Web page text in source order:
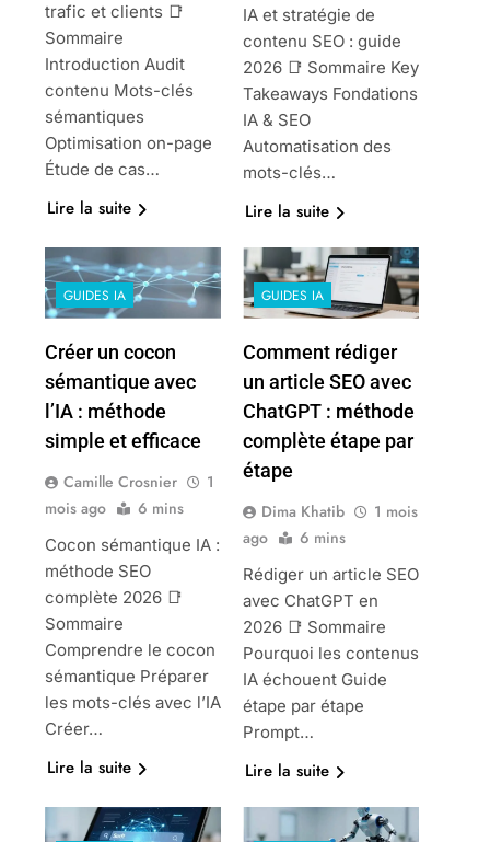
trafic et clients 📑
Sommaire
Introduction Audit
contenu Mots-clés
sémantiques
Optimisation on-page
Étude de cas…
Lire la suite
IA et stratégie de
contenu SEO : guide
2026 📑 Sommaire Key
Takeaways Fondations
IA & SEO
Automatisation des
mots-clés…
Lire la suite
GUIDES IA
Créer un cocon
sémantique avec
l’IA : méthode
simple et efficace
Camille Crosnier
1
mois ago
6 mins
Cocon sémantique IA :
méthode SEO
complète 2026 📑
Sommaire
Comprendre le cocon
sémantique Préparer
les mots-clés avec l’IA
Créer…
Lire la suite
GUIDES IA
Comment rédiger
un article SEO avec
ChatGPT : méthode
complète étape par
étape
Dima Khatib
1 mois
ago
6 mins
Rédiger un article SEO
avec ChatGPT en
2026 📑 Sommaire
Pourquoi les contenus
IA échouent Guide
étape par étape
Prompt…
Lire la suite